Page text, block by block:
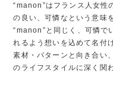
“manon”はフランス人女性
の良い、可憐なという意味
“manon”と同じく、可憐で
れるよう想いを込めて名付
素材・パターンと向き合い
のライフスタイルに深く関